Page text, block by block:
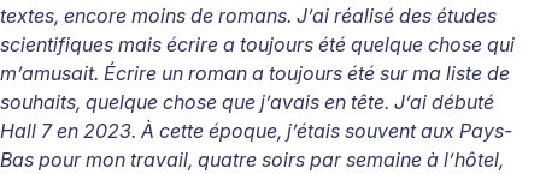
textes, encore moins de romans. J’ai réalisé des études
scientifiques mais écrire a toujours été quelque chose qui
m’amusait. Écrire un roman a toujours été sur ma liste de
souhaits, quelque chose que j’avais en tête. J’ai débuté
Hall 7 en 2023. À cette époque, j’étais souvent aux Pays-
Bas pour mon travail, quatre soirs par semaine à l’hôtel,